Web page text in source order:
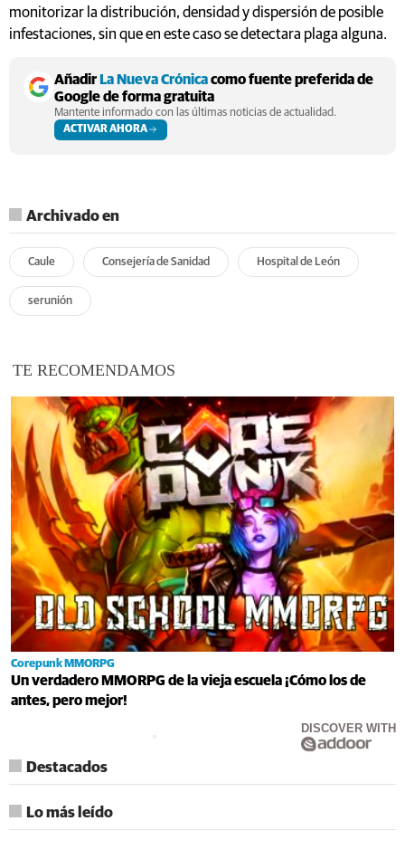
monitorizar la distribución, densidad y dispersión de posible
infestaciones, sin que en este caso se detectara plaga alguna.
AñadirLa Nueva Crónicacomo fuente preferida de
Google de forma gratuita
Mantente informado con las últimas noticias de actualidad.
ACTIVAR AHORA
Archivado en
Caule Consejería de Sanidad Hospital de León
serunión
TE RECOMENDAMOS
Corepunk MMORPG
Un verdadero MMORPG de la vieja escuela ¡Cómo los de
antes, pero mejor!
DISCOVER WITH
Destacados
Lo más leído